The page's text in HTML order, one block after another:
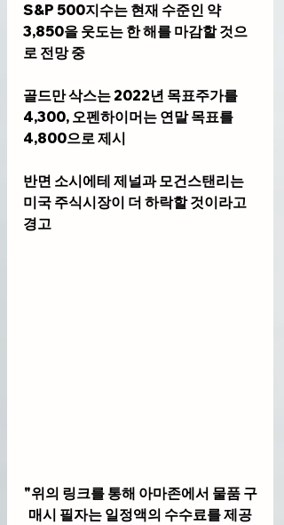
S&P 500지수는 현재 수준인 약
3,850을 웃도는 한 해를 마감할 것으
로 전망 중
골드만 삭스는 2022년 목표주가를
4,300, 오펜하이머는 연말 목표를
4,800으로 제시
반면 소시에테 제널과 모건스탠리는
미국 주식시장이 더 하락할 것이라고
경고
"위의 링크를 통해 아마존에서 물품 구
매시 필자는 일정액의 수수료를 제공